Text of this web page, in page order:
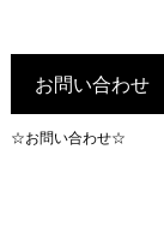
お問い合わせ
☆お問い合わせ☆